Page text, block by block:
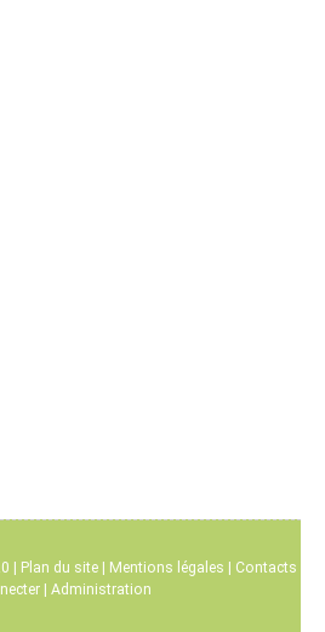
| Plan du site | Mentions légales | Contacts
| Administration